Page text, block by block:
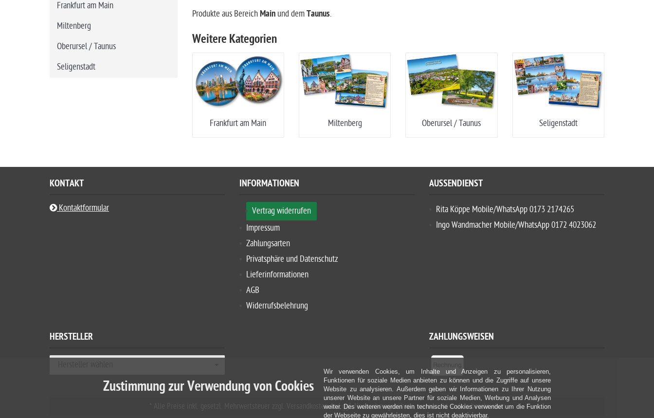
i
e
Produkte aus BereichMainund demTaunus.
Weitere Kategorien
Frankfurt am Main Miltenberg Oberursel / Taunus Seligenstadt
Frankfurt am Main
Miltenberg
Oberursel / Taunus
Seligenstadt
KONTAKT
Kontaktformular
INFORMATIONEN
Vertrag widerrufen
Impressum
Zahlungsarten
Privatsphäre und Datenschutz
Lieferinformationen
AGB
Widerrufsbelehrung
AUSSENDIENST
Rita Köppe Mobile/WhatsApp 0173 2174265
Ingo Wandmacher Mobile/WhatsApp 0172 4023062
HERSTELLER ZAHLUNGSWEISEN
* Alle Preise inkl. gesetzl. Mehrwertsteuer zzgl. Versandkosten und ggf. Nachnahmegebühren, wenn nicht anders beschrieben
Zustimmung zur Verwendung von Cookies
Wir verwenden Cookies, um Inhalte und Anzeigen zu personalisieren,
Funktionen für soziale Medien anbieten zu können und die Zugriffe auf unsere
Website zu analysieren. Außerdem geben wir Informationen zu Ihrer Nutzung
unserer Website an unsere Partner für soziale Medien, Werbung und Analysen
weiter. Des weiteren werden rein technische Cookies verwendet um die Funktion
der Webseite zu gewährleisten, dies ist nicht deaktivierbar.